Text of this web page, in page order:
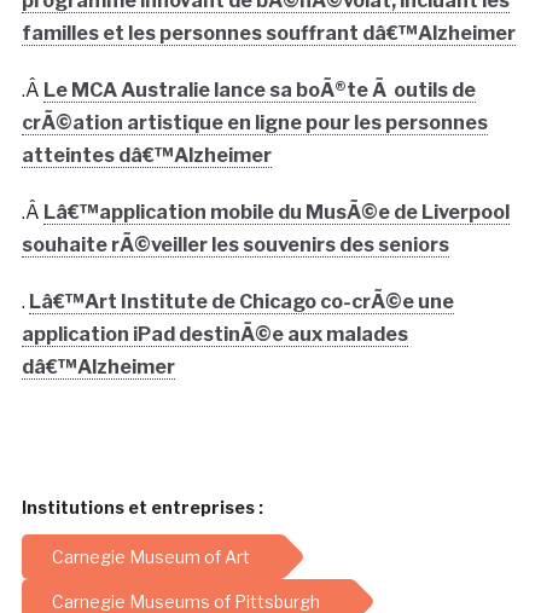
familles et les personnes souffrant dâ€™Alzheimer
.Â Le MCA Australie lance sa boÃ®te Ã outils de
crÃ©ation artistique en ligne pour les personnes
atteintes dâ€™Alzheimer
.Â Lâ€™application mobile du MusÃ©e de Liverpool
souhaite rÃ©veiller les souvenirs des seniors
. Lâ€™Art Institute de Chicago co-crÃ©e une
application iPad destinÃ©e aux malades
dâ€™Alzheimer
Institutions et entreprises :
Carnegie Museum of Art
Carnegie Museums of Pittsburgh